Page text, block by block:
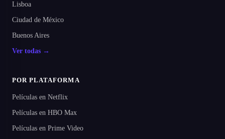
Lisboa
Ciudad de México
Buenos Aires
Ver todas →
POR PLATAFORMA
Películas en Netflix
Películas en HBO Max
Películas en Prime Video